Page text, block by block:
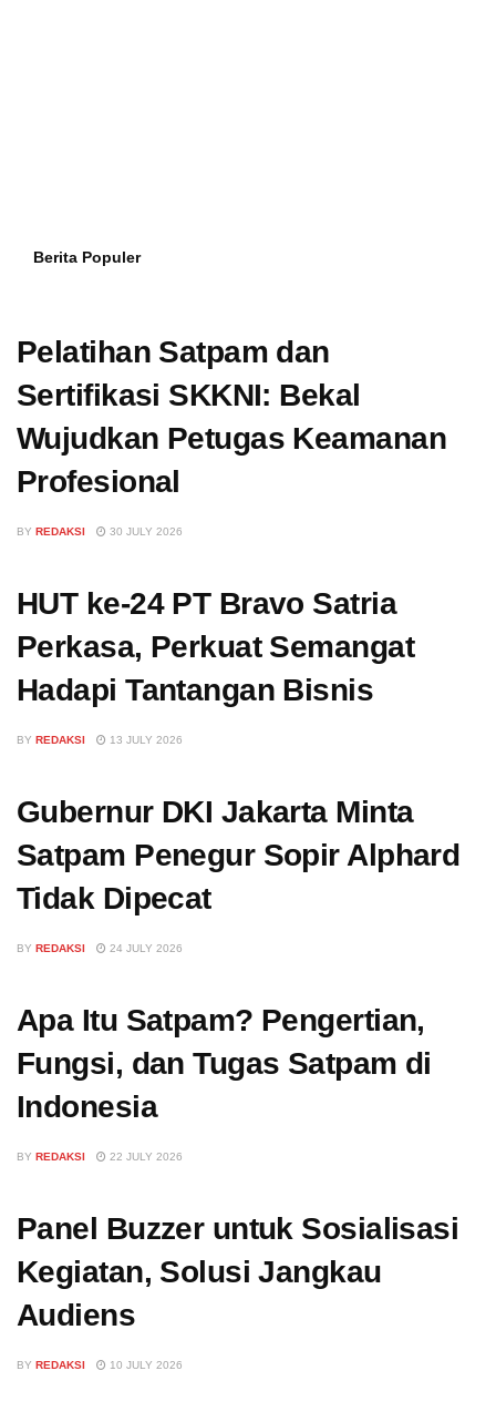
Berita Populer
Pelatihan Satpam dan
Sertifikasi SKKNI: Bekal
Wujudkan Petugas Keamanan
Profesional
BY REDAKSI 30 JULY 2026
HUT ke-24 PT Bravo Satria
Perkasa, Perkuat Semangat
Hadapi Tantangan Bisnis
BY REDAKSI 13 JULY 2026
Gubernur DKI Jakarta Minta
Satpam Penegur Sopir Alphard
Tidak Dipecat
BY REDAKSI 24 JULY 2026
Apa Itu Satpam? Pengertian,
Fungsi, dan Tugas Satpam di
Indonesia
BY REDAKSI 22 JULY 2026
Panel Buzzer untuk Sosialisasi
Kegiatan, Solusi Jangkau
Audiens
BY REDAKSI 10 JULY 2026